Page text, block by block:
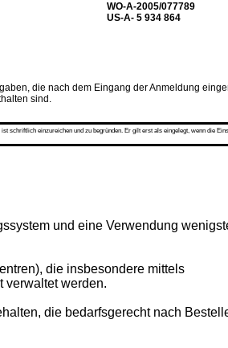
WO-A-2005/077789
US-A- 5 934 864
die nach dem Eingang der Anmeldung
sind.
schriftlich einzureichen und zu begründen. Er gilt erst als eingelegt, wenn die
und eine Verwendung
die insbesondere mittels
verwaltet werden.
die bedarfsgerecht nach